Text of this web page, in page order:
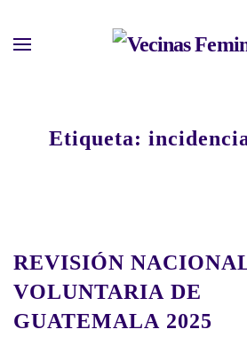
Etiqueta:
REVISIÓN
VOLUNTARIA DE
GUATEMALA 2025